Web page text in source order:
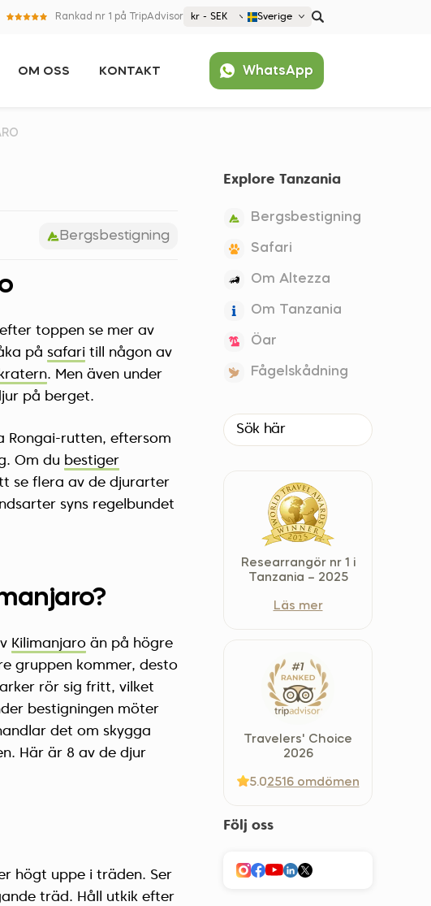
Rankad nr 1 på TripAdvisor kr - SEK Sverige
España (Español)
Europe
Croatia (Hrvatski)
Czech Republic (Čeština)
Deutschland (Deutsch)
Italy (Italiano)
North Macedonia (Македонски)
Norway (Norsk)
Россия (Русский)
España (Español)
Sverige (Svenska)
Україна (Українська)
OM OSS KONTAKT WhatsApp
Bergsbestigning
toppen se mer av
på safari till någon av
. Men även under
på berget.
Rongai-rutten, eftersom
Om du bestiger
se flera av de djurarter
syns regelbundet
Kilimanjaro än på högre
gruppen kommer, desto
rör sig fritt, vilket
bestigningen möter
det om skygga
Här är 8 av de djur
högt uppe i träden. Ser
träd. Håll utkik efter
Explore Tanzania
Bergsbestigning
Safari
Om Altezza
Om Tanzania
Öar
Fågelskådning
Researrangör nr 1 i
Tanzania – 2025
Läs mer
Travelers' Choice
2026
5.02516 omdömen
Följ oss